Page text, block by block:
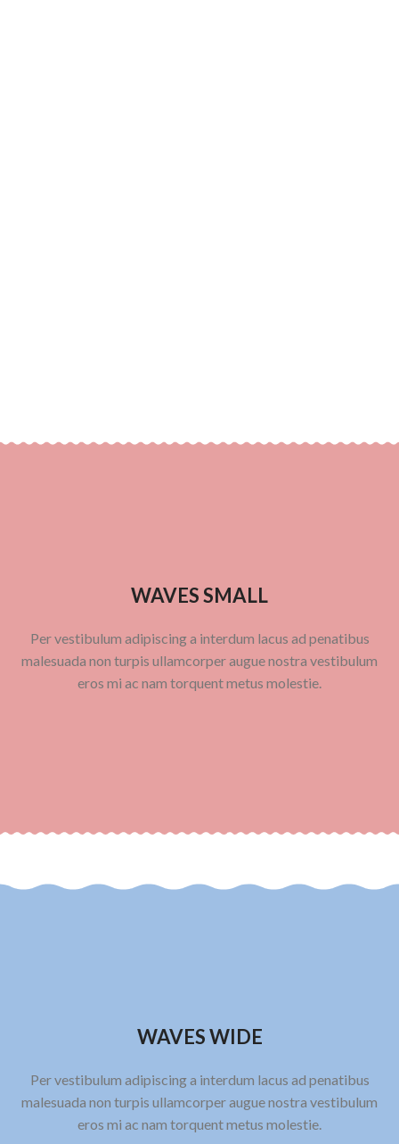
WAVES SMALL
Per vestibulum adipiscing a interdum lacus ad penatibus
malesuada non turpis ullamcorper augue nostra vestibulum
eros mi ac nam torquent metus molestie.
WAVES WIDE
Per vestibulum adipiscing a interdum lacus ad penatibus
malesuada non turpis ullamcorper augue nostra vestibulum
eros mi ac nam torquent metus molestie.